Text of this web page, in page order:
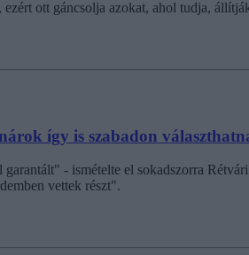
ott gáncsolja azokat, ahol tudja,
így is szabadon
- ismételte el sokadszorra
vettek részt".